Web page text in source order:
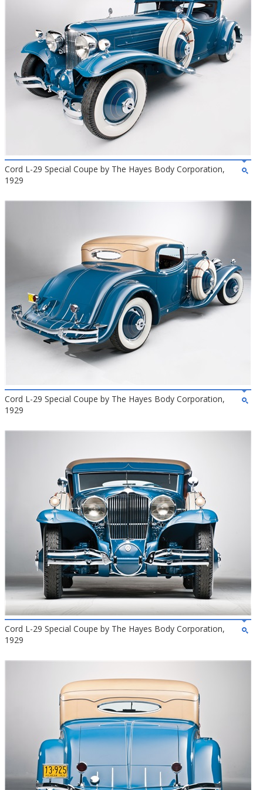
Cord L-29 Special Coupe by The Hayes Body Corporation,
1929
Cord L-29 Special Coupe by The Hayes Body Corporation,
1929
Cord L-29 Special Coupe by The Hayes Body Corporation,
1929